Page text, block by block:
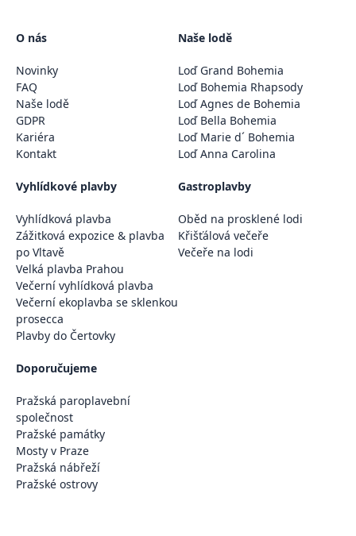
O nás
Novinky
FAQ
Naše lodě
GDPR
Kariéra
Kontakt
Naše lodě
Loď Grand Bohemia
Loď Bohemia Rhapsody
Loď Agnes de Bohemia
Loď Bella Bohemia
Loď Marie d´ Bohemia
Loď Anna Carolina
Vyhlídkové plavby
Vyhlídková plavba
Zážitková expozice & plavba
po Vltavě
Velká plavba Prahou
Večerní vyhlídková plavba
Večerní ekoplavba se sklenkou
prosecca
Plavby do Čertovky
Gastroplavby
Oběd na prosklené lodi
Křišťálová večeře
Večeře na lodi
Doporučujeme
Pražská paroplavební
společnost
Pražské památky
Mosty v Praze
Pražská nábřeží
Pražské ostrovy